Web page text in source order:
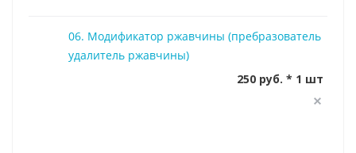
06. Модификатор ржавчины (пребразователь
удалитель ржавчины)
250 руб. * 1 шт